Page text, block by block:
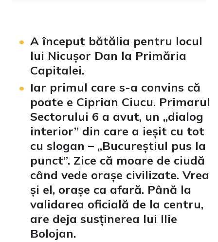
A început bătălia pentru locul
lui Nicușor Dan la Primăria
Capitalei.
Iar primul care s-a convins că
poate e Ciprian Ciucu. Primarul
Sectorului 6 a avut, un „dialog
interior” din care a ieșit cu tot
cu slogan – „Bucureștiul pus la
punct”. Zice că moare de ciudă
când vede orașe civilizate. Vrea
și el, orașe ca afară. Până la
validarea oficială de la centru,
are deja susținerea lui Ilie
Bolojan.